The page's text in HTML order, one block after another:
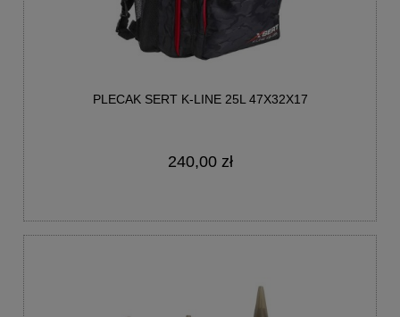
PLECAK SERT K-LINE 25L 47X32X17
240,00 zł